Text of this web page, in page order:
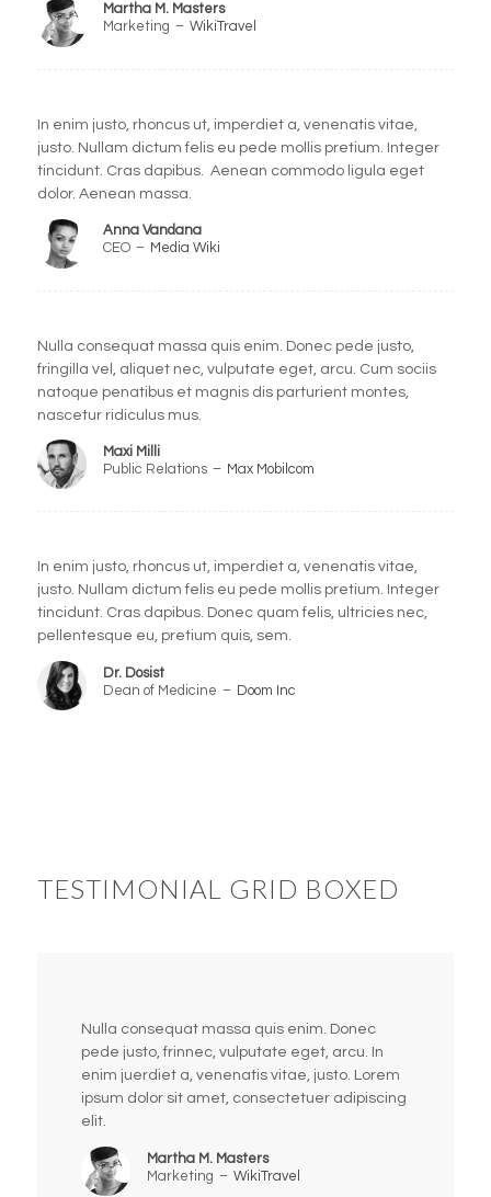
Martha M. Masters
Marketing – WikiTravel
In enim justo, rhoncus ut, imperdiet a, venenatis vitae,
justo. Nullam dictum felis eu pede mollis pretium. Integer
tincidunt. Cras dapibus. Aenean commodo ligula eget
dolor. Aenean massa.
Anna Vandana
CEO – Media Wiki
Nulla consequat massa quis enim. Donec pede justo,
fringilla vel, aliquet nec, vulputate eget, arcu. Cum sociis
natoque penatibus et magnis dis parturient montes,
nascetur ridiculus mus.
Maxi Milli
Public Relations – Max Mobilcom
In enim justo, rhoncus ut, imperdiet a, venenatis vitae,
justo. Nullam dictum felis eu pede mollis pretium. Integer
tincidunt. Cras dapibus. Donec quam felis, ultricies nec,
pellentesque eu, pretium quis, sem.
Dr. Dosist
Dean of Medicine – Doom Inc
TESTIMONIAL GRID BOXED
Nulla consequat massa quis enim. Donec
pede justo, frinnec, vulputate eget, arcu. In
enim juerdiet a, venenatis vitae, justo. Lorem
ipsum dolor sit amet, consectetuer adipiscing
elit.
Martha M. Masters
Marketing – WikiTravel